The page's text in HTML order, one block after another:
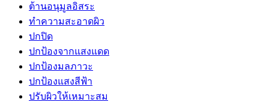
ต้านอนุมูลอิสระ
ทำความสะอาดผิว
ปกปิด
ปกป้องจากแสงแดด
ปกป้องมลภาวะ
ปกป้องแสงสีฟ้า
ปรับผิวให้เหมาะสม